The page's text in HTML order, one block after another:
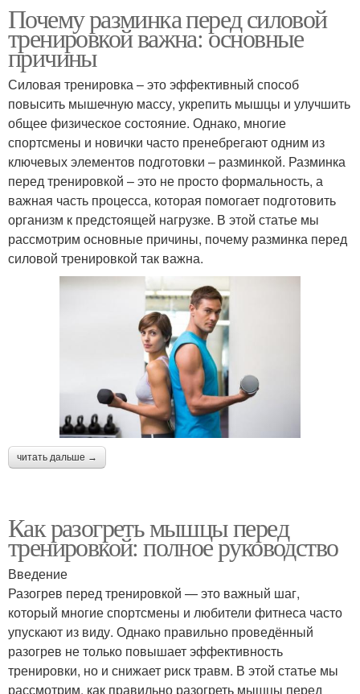
Почему разминка перед силовой
тренировкой важна: основные
причины
Силовая тренировка – это эффективный способ
повысить мышечную массу, укрепить мышцы и улучшить
общее физическое состояние. Однако, многие
спортсмены и новички часто пренебрегают одним из
ключевых элементов подготовки – разминкой. Разминка
перед тренировкой – это не просто формальность, а
важная часть процесса, которая помогает подготовить
организм к предстоящей нагрузке. В этой статье мы
рассмотрим основные причины, почему разминка перед
силовой тренировкой так важна.
читать дальше →
Как разогреть мышцы перед
тренировкой: полное руководство
Введение
Разогрев перед тренировкой — это важный шаг,
который многие спортсмены и любители фитнеса часто
упускают из виду. Однако правильно проведённый
разогрев не только повышает эффективность
тренировки, но и снижает риск травм. В этой статье мы
рассмотрим, как правильно разогреть мышцы перед